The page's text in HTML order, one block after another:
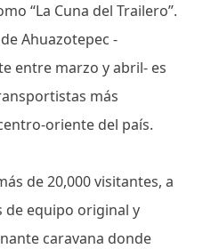
“La Cuna del Trailero”.
Ahuazotepec -
entre marzo y abril- es
más
oriente del país.
de 20,000 visitantes, a
de equipo original y
caravana donde